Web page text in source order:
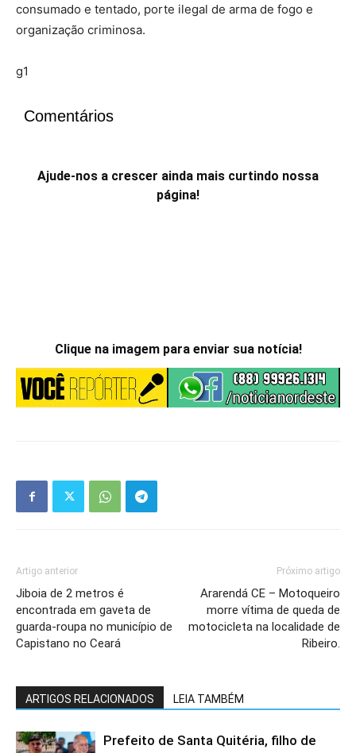
consumado e tentado, porte ilegal de arma de fogo e
organização criminosa.
g1
Comentários
Ajude-nos a crescer ainda mais curtindo nossa
página!
Clique na imagem para enviar sua notícia!
Artigo anterior
Jiboia de 2 metros é
encontrada em gaveta de
guarda-roupa no município de
Capistano no Ceará
Próximo artigo
Ararendá CE – Motoqueiro
morre vítima de queda de
motocicleta na localidade de
Ribeiro.
ARTIGOS RELACIONADOS LEIA TAMBÉM
Prefeito de Santa Quitéria, filho de